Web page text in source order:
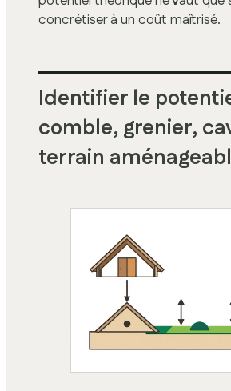
concrétiser à un coût maîtrisé.
Identifier le
comble, grenier,
terrain